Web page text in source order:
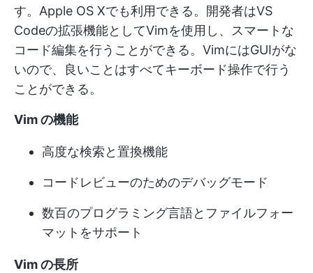
す。Apple OS Xでも利用できる。開発者はVS
Codeの拡張機能としてVimを使用し、スマートな
コード編集を行うことができる。VimにはGUIがな
いので、良いことはすべてキーボード操作で行う
ことができる。
Vim の機能
高度な検索と置換機能
コードレビューのためのデバッグモード
数百のプログラミング言語とファイルフォー
マットをサポート
Vim の長所